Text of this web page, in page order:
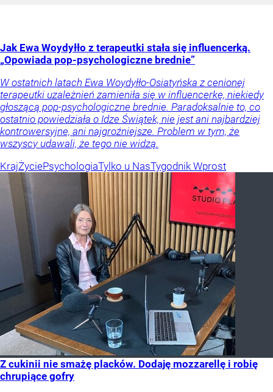
Jak Ewa Woydyłło z terapeutki stała się influencerką.
„Opowiada pop-psychologiczne brednie”
W ostatnich latach Ewa Woydyłło-Osiatyńska z cenionej
terapeutki uzależnień zamieniła się w influencerkę, niekiedy
głoszącą pop-psychologiczne brednie. Paradoksalnie to, co
ostatnio powiedziała o Idze Świątek, nie jest ani najbardziej
kontrowersyjne, ani najgroźniejsze. Problem w tym, że
wszyscy udawali, że tego nie widzą.
KrajŻyciePsychologiaTylko u NasTygodnik Wprost
Z cukinii nie smażę placków. Dodaję mozzarellę i robię
chrupiące gofry